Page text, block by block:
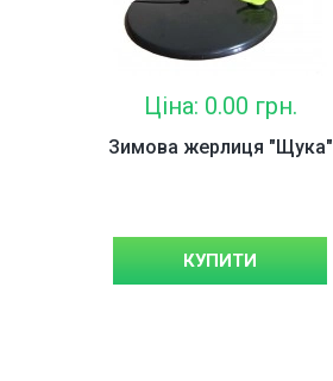
Ціна: 0.00 грн.
Зимова жерлиця "Щука"
КУПИТИ